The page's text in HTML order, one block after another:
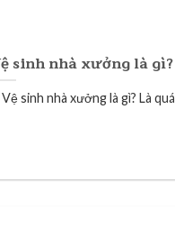
sinh nhà xưởng là gì?
Vệ sinh nhà xưởng là gì? Là